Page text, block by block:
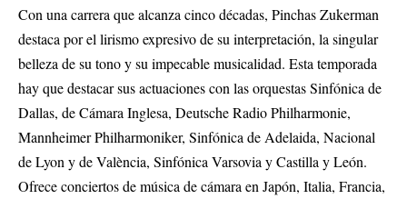
Con una carrera que alcanza cinco décadas, Pinchas Zukerman
destaca por el lirismo expresivo de su interpretación, la singular
belleza de su tono y su impecable musicalidad. Esta temporada
hay que destacar sus actuaciones con las orquestas Sinfónica de
Dallas, de Cámara Inglesa, Deutsche Radio Philharmonie,
Mannheimer Philharmoniker, Sinfónica de Adelaida, Nacional
de Lyon y de València, Sinfónica Varsovia y Castilla y León.
Ofrece conciertos de música de cámara en Japón, Italia, Francia,